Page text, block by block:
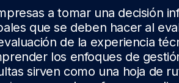
a tomar una decisión
que se deben hacer al
de la experiencia
los enfoques de
sirven como una hoja de